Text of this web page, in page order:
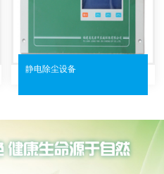
静电除尘设备